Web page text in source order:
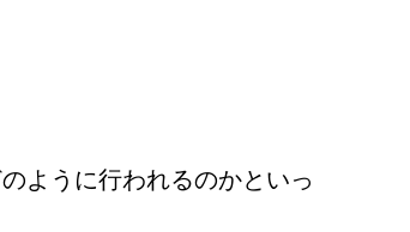
ように行われるのかといっ